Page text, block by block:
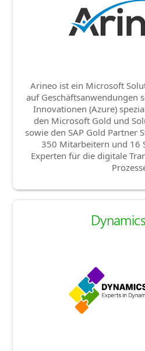
Arineo ist ein Microsoft
auf Geschäftsanwendungen
Innovationen (Azure)
den Microsoft Gold und
sowie den SAP Gold Partner
350 Mitarbeitern und 16
Experten für die digitale